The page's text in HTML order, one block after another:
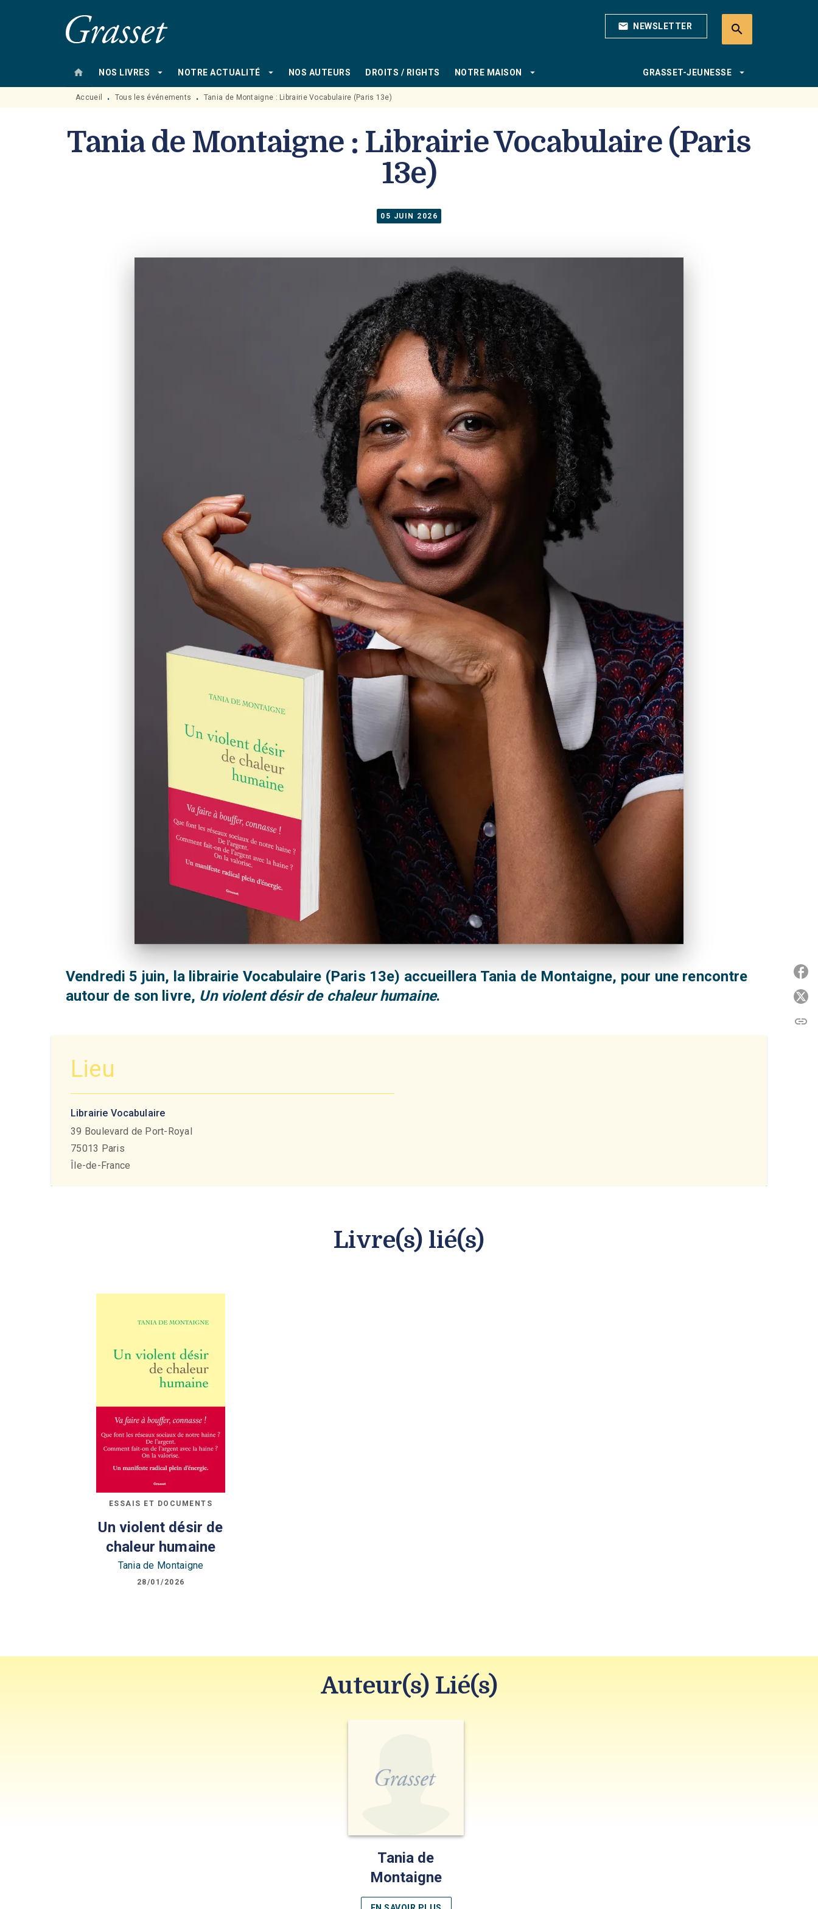
MENU RECHERCHE mail NEWSLETTER search
home NOS LIVRES arrow_drop_down NOTRE ACTUALITÉ arrow_drop_down NOS AUTEURS DROITS / RIGHTS NOTRE MAISON arrow_drop_down GRASSET-JEUNESSE arrow_drop_down
Accueil • Tous les événements • Tania de Montaigne : Librairie Vocabulaire (Paris 13e)
Tania de Montaigne : Librairie Vocabulaire (Paris
13e)
05 JUIN 2026
Vendredi 5 juin, la librairie Vocabulaire (Paris 13e) accueillera Tania de Montaigne, pour une rencontre
autour de son livre, Un violent désir de chaleur humaine.
Lieu
Librairie Vocabulaire
39 Boulevard de Port-Royal
75013 Paris
Île-de-France
Livre(s) lié(s)
ESSAIS ET DOCUMENTS
Un violent désir de
chaleur humaine
Tania de Montaigne
28/01/2026
Auteur(s) Lié(s)
Tania de
Montaigne
link